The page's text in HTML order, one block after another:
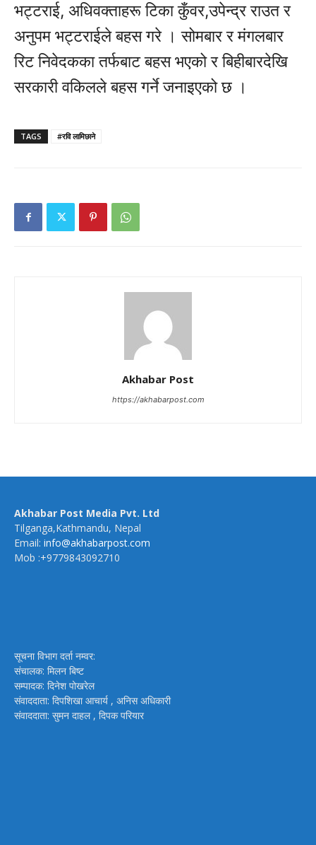
भट्टराई, अधिवक्ताहरू टिका कुँवर,उपेन्द्र राउत र
अनुपम भट्टराईले बहस गरे । सोमबार र मंगलबार
रिट निवेदकका तर्फबाट बहस भएको र बिहीबारदेखि
सरकारी वकिलले बहस गर्ने जनाइएको छ ।
TAGS #रवि लामिछाने
Akhabar Post
https://akhabarpost.com
Akhabar Post Media Pvt. Ltd
Tilganga,Kathmandu, Nepal
Email: info@akhabarpost.com
Mob :+9779843092710
सूचना विभाग दर्ता नम्वर:
संचालक: मिलन बिष्ट
सम्पादक: दिनेश पोखरेल
संवाददाता: दिपशिखा आचार्य , अनिस अधिकारी
संवाददाता: सुमन दाहल , दिपक परियार